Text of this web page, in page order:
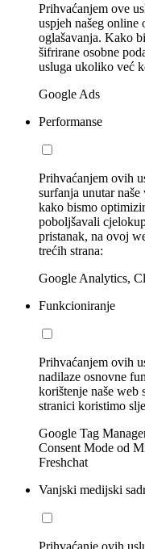
Prihvaćanjem ove
uspjeh našeg online
oglašavanja. Kako
šifrirane osobne
usluga ukoliko već
Google Ads
Performanse
Prihvaćanjem ovih
surfanja unutar
kako bismo
poboljšavali
pristanak, na ovoj
trećih strana:
Google Analytics,
Funkcioniranje
Prihvaćanjem ovih
nadilaze osnovne
korištenje naše web
stranici koristimo
Google Tag
Consent Mode od
Freshchat
Vanjski medijski
Prihvaćanje ovih